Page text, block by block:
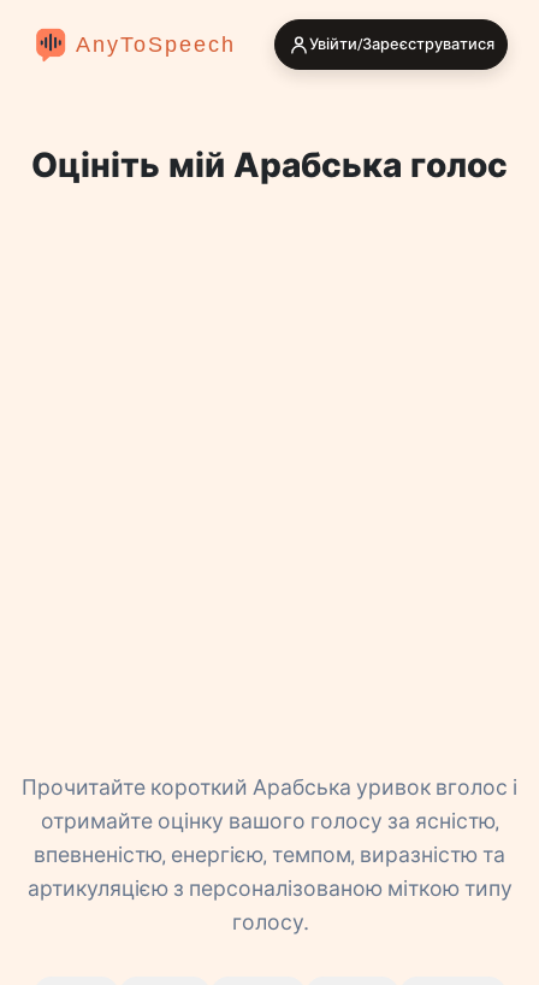
AnyToSpeech Увійти/Зареєструватися
Оцініть мій Арабська голос
Прочитайте короткий Арабська уривок вголос і
отримайте оцінку вашого голосу за ясністю,
впевненістю, енергією, темпом, виразністю та
артикуляцією з персоналізованою міткою типу
голосу.